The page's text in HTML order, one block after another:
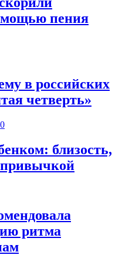
пения
в российских
четверть»
0
близость,
привычкой
ритма